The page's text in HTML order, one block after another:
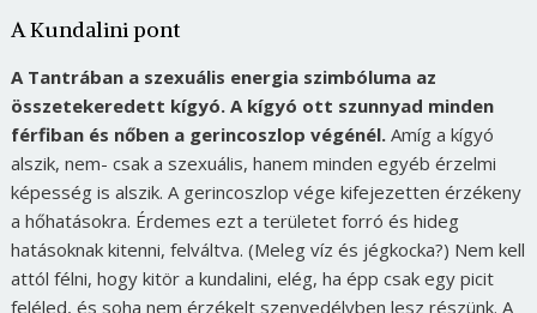
A Kundalini pont
A Tantrában a szexuális energia szimbóluma az
összetekeredett kígyó. A kígyó ott szunnyad minden
férfiban és nőben a gerincoszlop végénél.Amíg a kígyó
alszik, nem- csak a szexuális, hanem minden egyéb érzelmi
képesség is alszik. A gerincoszlop vége kifejezetten érzékeny
a hőhatásokra. Érdemes ezt a területet forró és hideg
hatásoknak kitenni, felváltva. (Meleg víz és jégkocka?) Nem kell
attól félni, hogy kitör a kundalini, elég, ha épp csak egy picit
feléled, és soha nem érzékelt szenvedélyben lesz részünk. A